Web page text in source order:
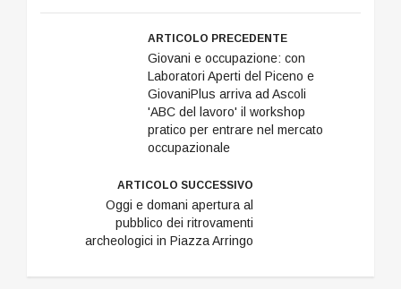
ARTICOLO PRECEDENTE
Giovani e occupazione: con
Laboratori Aperti del Piceno e
GiovaniPlus arriva ad Ascoli
'ABC del lavoro' il workshop
pratico per entrare nel mercato
occupazionale
ARTICOLO SUCCESSIVO
Oggi e domani apertura al
pubblico dei ritrovamenti
archeologici in Piazza Arringo